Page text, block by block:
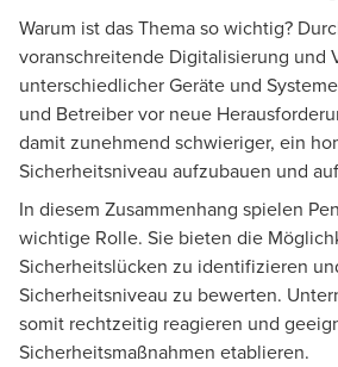
Warum ist das Thema so wichtig?
voranschreitende Digitalisierung und
unterschiedlicher Geräte und
und Betreiber vor neue
damit zunehmend schwieriger, ein
Sicherheitsniveau aufzubauen und
In diesem Zusammenhang spielen
wichtige Rolle. Sie bieten die
Sicherheitslücken zu identifizieren
Sicherheitsniveau zu bewerten.
somit rechtzeitig reagieren und
Sicherheitsmaßnahmen etablieren.